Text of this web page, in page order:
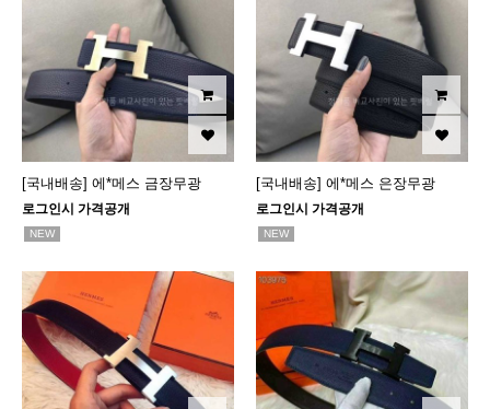
[국내배송] 에*메스 금장무광
로그인시 가격공개
NEW
[국내배송] 에*메스 은장무광
로그인시 가격공개
NEW